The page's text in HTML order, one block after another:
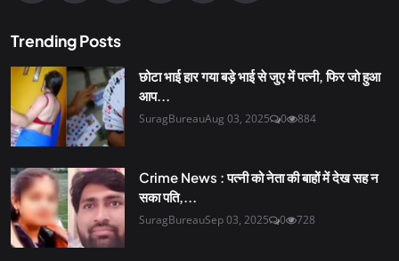
Trending Posts
छोटा भाई हार गया बड़े भाई से जुए में पत्नी, फिर जो हुआ
आप...
SuragBureauAug 03, 2025 0 884
Crime News : पत्नी को नेता की बाहों में देख सह न
सका पति,...
SuragBureauSep 03, 2025 0 728